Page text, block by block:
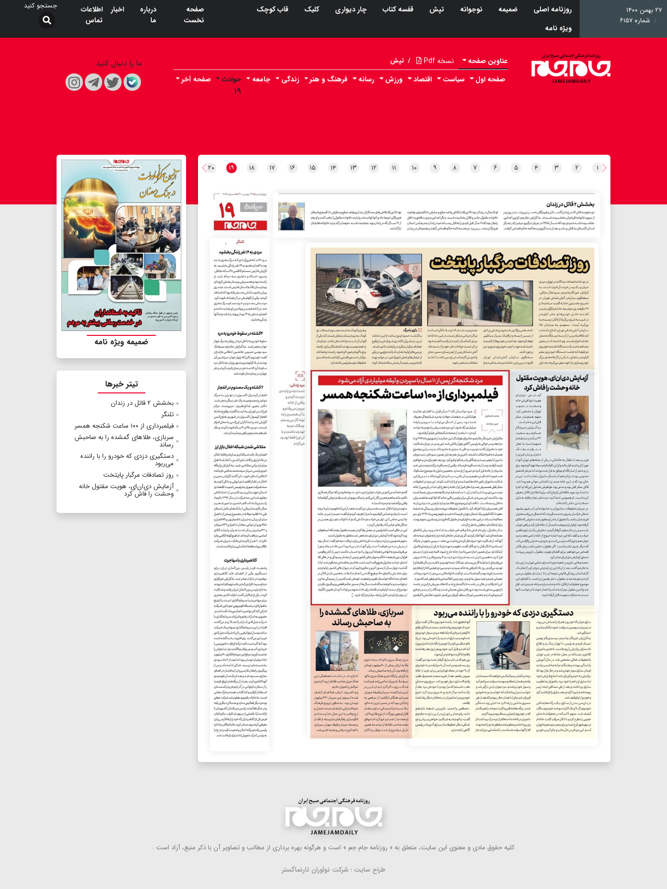
۲۷ بهمن ۱۴۰۰
شماره ۶۱۵۷
روزنامه اصلی ضمیمه نوجوانه تپش قفسه کتاب چار دیواری کلیک
قاب کوچک
ویژه نامه
صفحه
نخست
درباره
ما
اخبار
اطلاعات
تماس
عناوین صفحه نسخه Pdf / تپش
صفحه اول سیاست اقتصاد ورزش رسانه فرهنگ و هنر زندگی جامعه حوادث
۱۹
صفحه آخر
ما را دنبال کنید
۱ ۲ ۳ ۴ ۵ ۶ ۷ ۸ ۹ ۱۰ ۱۱ ۱۲ ۱۳ ۱۴ ۱۵ ۱۶ ۱۷ ۱۸ ۱۹ ۲۰
ضمیمه ویژه نامه
تیتر خبرها
بخشش ۲ قاتل در زندان
تلنگر
فیلمبرداری از ۱۰۰ ساعت شکنجه همسر
سربازی، طلاهای گمشده را به صاحبش
رساند
دستگیری دزدی که خودرو را با راننده
می‌ربود
روز تصادفات مرگبار پایتخت
آزمایش دی‌ان‌ای، هویت مقتول خانه
وحشت را فاش کرد
كلیه حقوق مادی و معنوی این سایت، متعلق به « روزنامه جام جم » است و هرگونه بهره ‌برداری از مطالب و تصاویر آن با ذكر منبع، آزاد است .
طراح سایت : شرکت نوآوران تارنماگستر